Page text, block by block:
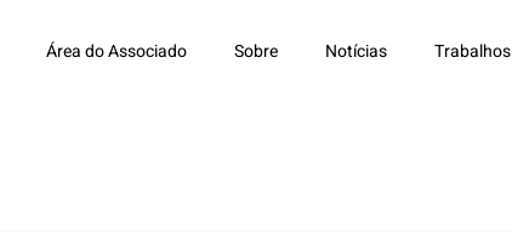
Área do Associado Sobre Notícias Trabalhos